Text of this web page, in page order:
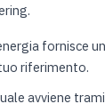
fornisce
riferimento.
avviene